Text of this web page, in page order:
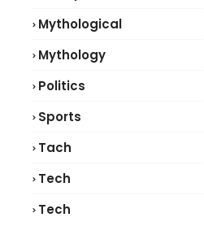
Mythological
Mythology
Politics
Sports
Tach
Tech
Tech